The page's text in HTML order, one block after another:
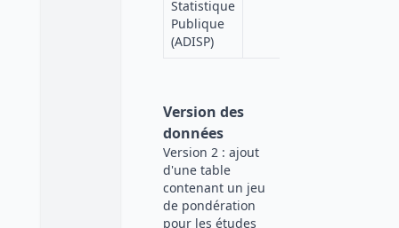
Statistique
Publique
(ADISP)
Version des
données
Version 2 : ajout
d'une table
contenant un jeu
de pondération
pour les études